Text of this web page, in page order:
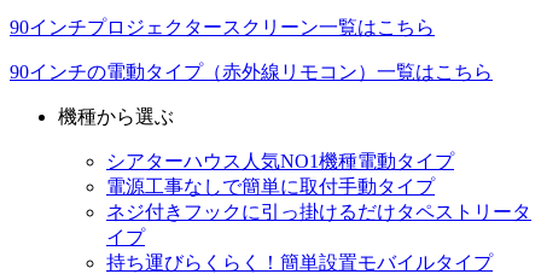
90インチプロジェクタースクリーン一覧はこちら
90インチの電動タイプ（赤外線リモコン）一覧はこちら
機種から選ぶ
シアターハウス人気NO1機種電動タイプ
電源工事なしで簡単に取付手動タイプ
ネジ付きフックに引っ掛けるだけタペストリータ
イプ
持ち運びらくらく！簡単設置モバイルタイプ